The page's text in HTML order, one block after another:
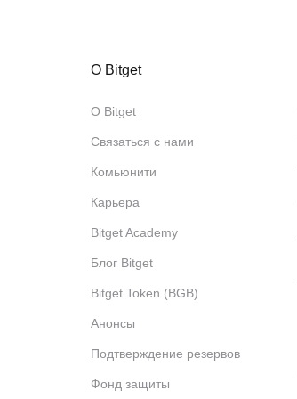
О Bitget
О Bitget
Связаться с нами
Комьюнити
Карьера
Bitget Academy
Блог Bitget
Bitget Token (BGB)
Анонсы
Подтверждение резервов
Фонд защиты